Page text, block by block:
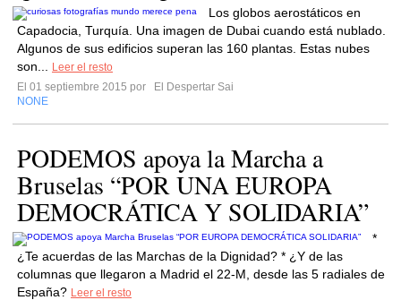
Los globos aerostáticos en
Capadocia, Turquía. Una imagen de Dubai cuando está nublado.
Algunos de sus edificios superan las 160 plantas. Estas nubes
son...
Leer el resto
El 01 septiembre 2015 por
El Despertar Sai
NONE
PODEMOS apoya la Marcha a
Bruselas “POR UNA EUROPA
DEMOCRÁTICA Y SOLIDARIA”
*
¿Te acuerdas de las Marchas de la Dignidad? * ¿Y de las
columnas que llegaron a Madrid el 22-M, desde las 5 radiales de
España? Leer el resto